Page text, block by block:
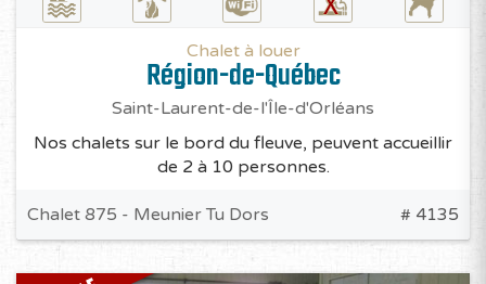
Chalet à louer
Région-de-Québec
Saint-Laurent-de-l'Île-d'Orléans
Nos chalets sur le bord du fleuve, peuvent accueillir
de 2 à 10 personnes.
Chalet 875 - Meunier Tu Dors # 4135